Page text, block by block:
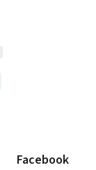
Facebook